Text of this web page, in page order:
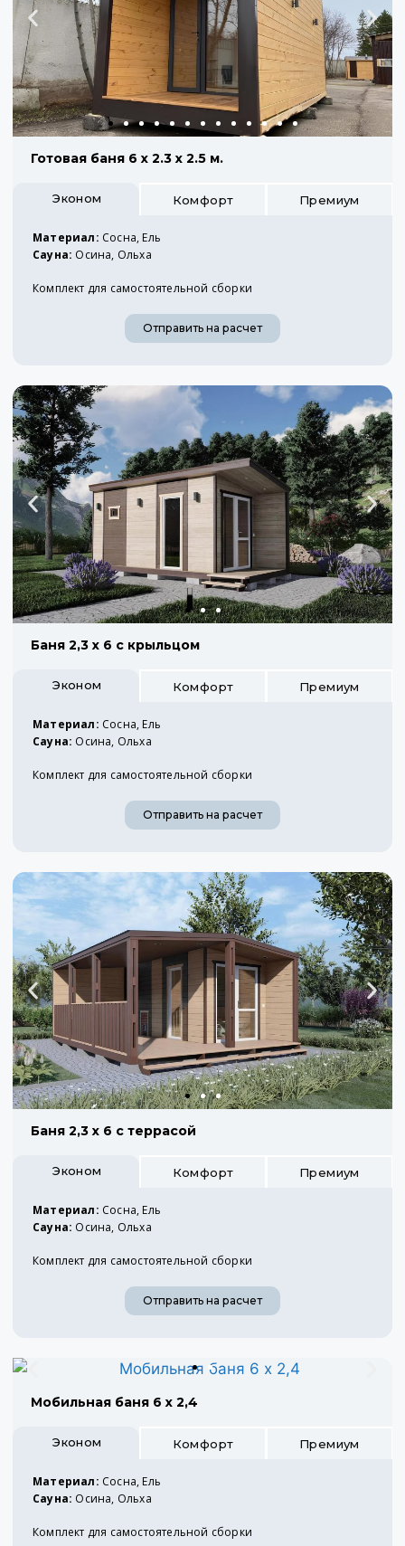
Готовая баня 6 х 2.3 х 2.5 м.
Эконом Комфорт Премиум
Материал: Сосна, Ель
Сауна: Осина, Ольха
Комплект для самостоятельной сборки
Отправить на расчет
Баня 2,3 х 6 с крыльцом
Эконом Комфорт Премиум
Материал: Сосна, Ель
Сауна: Осина, Ольха
Комплект для самостоятельной сборки
Отправить на расчет
Баня 2,3 х 6 с террасой
Эконом Комфорт Премиум
Материал: Сосна, Ель
Сауна: Осина, Ольха
Комплект для самостоятельной сборки
Отправить на расчет
Мобильная баня 6 х 2,4
Эконом Комфорт Премиум
Материал: Сосна, Ель
Сауна: Осина, Ольха
Комплект для самостоятельной сборки